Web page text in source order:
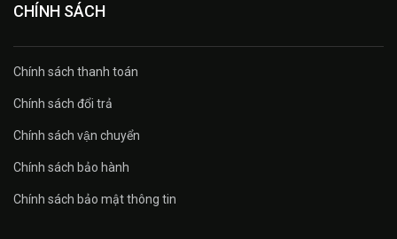
CHÍNH SÁCH
Chính sách thanh toán
Chính sách đổi trả
Chính sách vận chuyển
Chính sách bảo hành
Chính sách bảo mật thông tin